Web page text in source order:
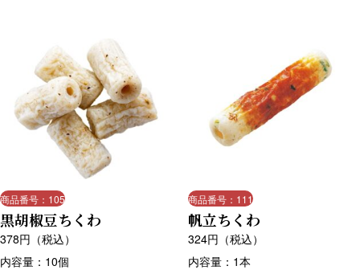
商品番号：105
黒胡椒豆ちくわ
378円（税込）
内容量：10個
商品番号：111
帆立ちくわ
324円（税込）
内容量：1本